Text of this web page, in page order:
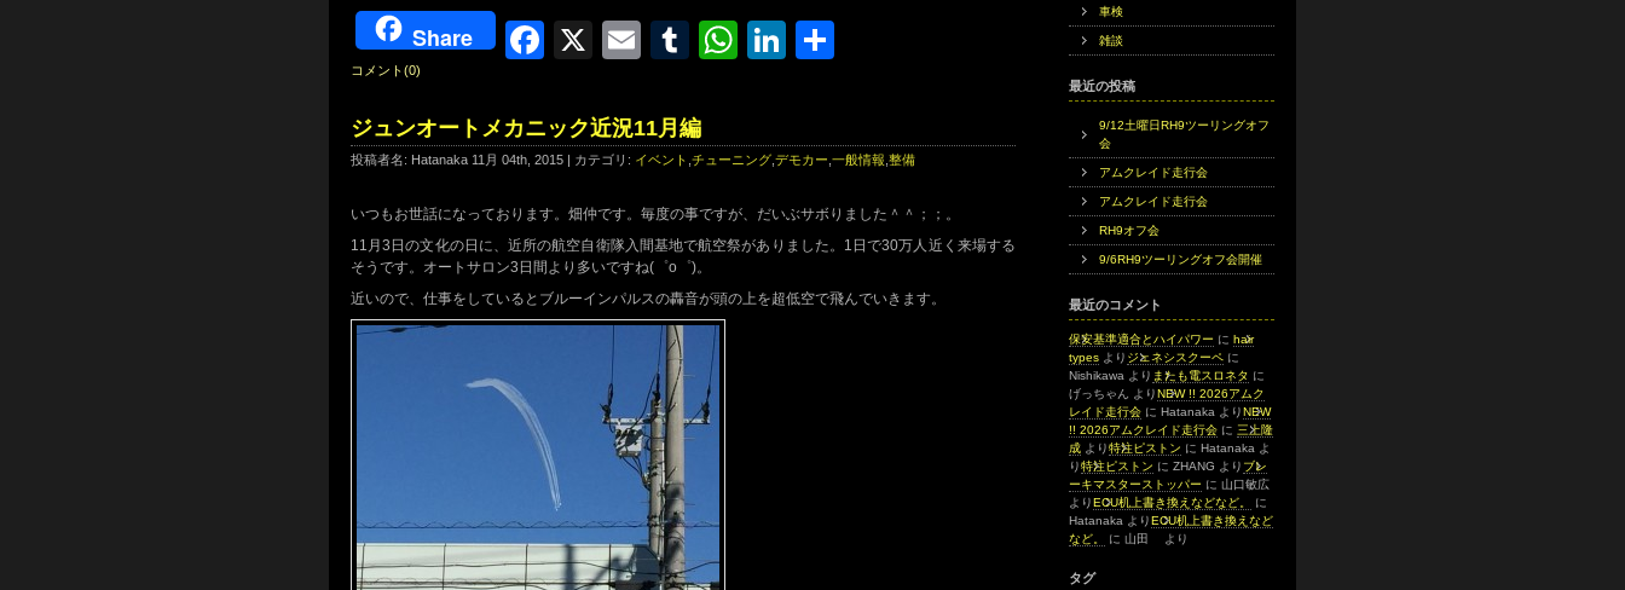
Share Facebook
X EmailTumblr
WhatsApp
LinkedIn
コメント(0)
ジュンオートメカニック近況11月編
投稿者名: Hatanaka 11月 04th, 2015 | カテゴリ: イベント チューニング デモカー 一般情報 整備
いつもお世話になっております。畑仲です。毎度の事ですが、だいぶサボりました＾＾；；。
11月3日の文化の日に、近所の航空自衛隊入間基地で航空祭がありました。1日で30万人近く来場する
そうです。オートサロン3日間より多いですね(゜o゜)。
近いので、仕事をしているとブルーインパルスの轟音が頭の上を超低空で飛んでいきます。
車検
雑談
最近の投稿
9/12土曜日RH9ツーリングオフ
会
アムクレイド走行会
アムクレイド走行会
RH9オフ会
9/6RH9ツーリングオフ会開催
最近のコメント
保安基準適合とハイパワー に hair
types​‍‌‍ より ジェネシスクーペ に
Nishikawa より またも電スロネタ に
げっちゃん
よりNEW !! 2026アムク
レイド走行会 に Hatanaka よりNEW
!! 2026アムクレイド走行会 に 三上隆
成 より特注ピストン に Hatanaka よ
り特注ピストン に ZHANG より ブレ
ーキマスターストッパー に 山口敏広
よりECU机上書き換えなどなど。
に
Hatanaka よりECU机上書き換えなど
など。
に 山田 より
タグ